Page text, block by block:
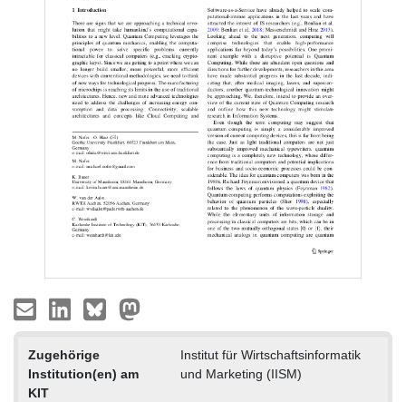
Zugehörige
Institution(en) am
KIT
Institut für Wirtschaftsinformatik
und Marketing (IISM)